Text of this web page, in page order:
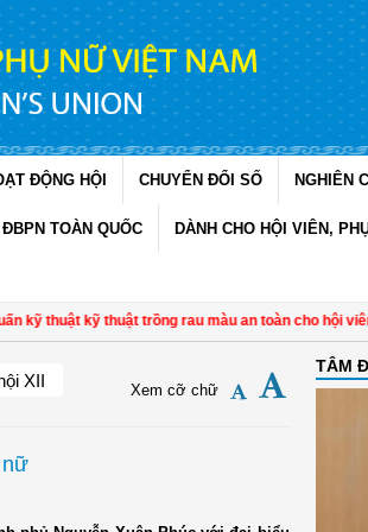
ĐỘNG HỘI CHUYỂN ĐỔI SỐ NGHIÊN
TOÀN QUỐC DÀNH CHO HỘI VIÊN,
kỹ thuật trồng rau màu an toàn cho hội viên |
XII Xem cỡ chữ
nữ
TÂM